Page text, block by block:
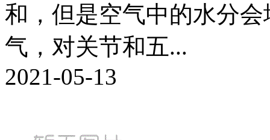
和，但是空气中的水分
气，对关节和五...
2021-05-13